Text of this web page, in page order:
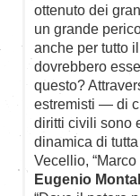
ottenuto dei
un grande
anche per tutto
dovrebbero
questo?
estremisti — di
diritti civili sono
dinamica di
Vecellio,
Eugenio